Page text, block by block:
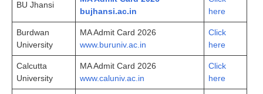
BU Jhansi
bujhansi.ac.in
here
Burdwan
University
MA Admit Card 2026
www.buruniv.ac.in
Click
here
Calcutta
University
MA Admit Card 2026
www.caluniv.ac.in
Click
here